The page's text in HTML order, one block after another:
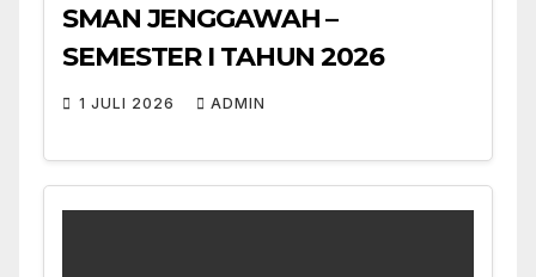
SMAN JENGGAWAH –
SEMESTER I TAHUN 2026
1 JULI 2026 ADMIN